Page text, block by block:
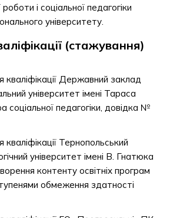
і соціальної педагогіки
університету.
(стажування)
кваліфікації Державний заклад
університет імені Тараса
педагогіки, довідка №
Тернопольський
університет імені В. Гнатюка
контенту освітніх програм
обмеження здатності